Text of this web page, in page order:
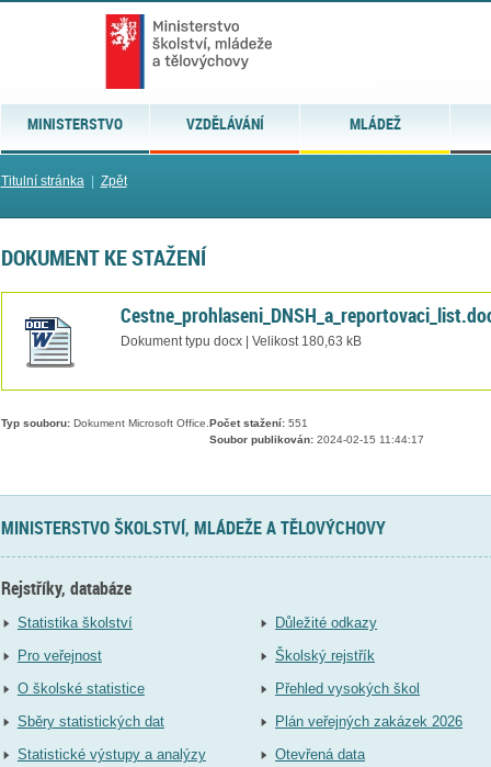
MINISTERSTVO VZDĚLÁVÁNÍ MLÁDEŽ
Titulní stránka| Zpět
DOKUMENT KE STAŽENÍ
Dokument typu docx | Velikost 180,63 kB
Typ souboru:Dokument Microsoft Office. Počet stažení:551
Soubor publikován:2024-02-15 11:44:17
MINISTERSTVO ŠKOLSTVÍ, MLÁDEŽE A TĚLOVÝCHOVY
Rejstříky, databáze
Statistika školství
Pro veřejnost
O školské statistice
Sběry statistických dat
Statistické výstupy a analýzy
Důležité odkazy
Školský rejstřík
Přehled vysokých škol
Plán veřejných zakázek 2026
Otevřená data